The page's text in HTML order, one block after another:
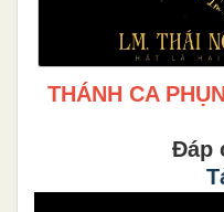
THÁNH CA
Đáp